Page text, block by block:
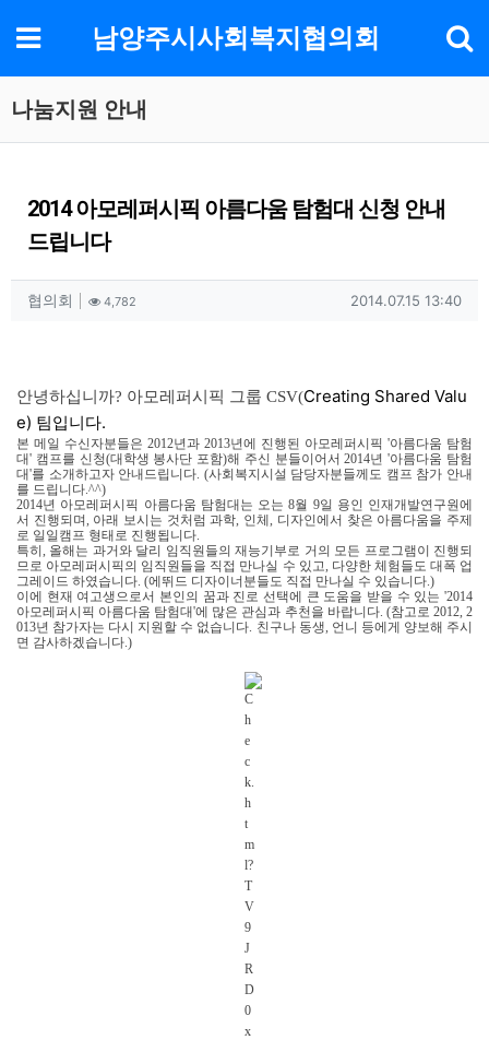
메뉴 남양주시사회복지협의회
나눔지원 안내
2014 아모레퍼시픽 아름다움 탐험대 신청 안내
드립니다
작성자 정보
협의회 작성4,782조회 작성일
2014.07.15 13:40
본문
안녕하십니까? 아모레퍼시픽 그룹 CSV(Creating Shared Valu
e) 팀입니다.
본 메일 수신자분들은 2012년과 2013년에 진행된 아모레퍼시픽 '아름다움 탐험
대' 캠프를 신청(대학생 봉사단 포함)해 주신 분들이어서 2014년 '아름다움 탐험
대'를 소개하고자 안내드립니다. (사회복지시설 담당자분들께도 캠프 참가 안내
를 드립니다.^^)
2014년 아모레퍼시픽 아름다움 탐험대는 오는 8월 9일 용인 인재개발연구원에
서 진행되며, 아래 보시는 것처럼 과학, 인체, 디자인에서 찾은 아름다움을 주제
로 일일캠프 형태로 진행됩니다.
특히, 올해는 과거와 달리 임직원들의 재능기부로 거의 모든 프로그램이 진행되
므로 아모레퍼시픽의 임직원들을 직접 만나실 수 있고, 다양한 체험들도 대폭 업
그레이드 하였습니다. (에뛰드 디자이너분들도 직접 만나실 수 있습니다.)
이에 현재 여고생으로서 본인의 꿈과 진로 선택에 큰 도움을 받을 수 있는 '2014
아모레퍼시픽 아름다움 탐험대'에 많은 관심과 추천을 바랍니다. (참고로 2012, 2
013년 참가자는 다시 지원할 수 없습니다. 친구나 동생, 언니 등에게 양보해 주시
면 감사하겠습니다.)